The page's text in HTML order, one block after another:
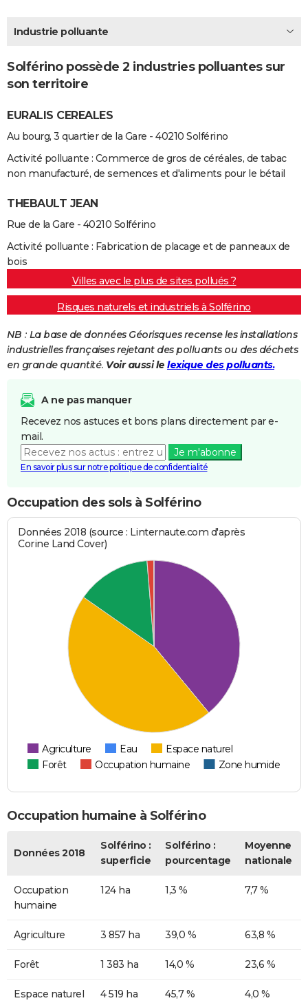
BONS PLANS
Dictionnaire
Biographies
Citations
Expressions
Proverbes
PROGRAMME TV
S'inscrire
Se connecter
Lycées
Collèges
Primaires
Universités
Entreprises
Service militaire
Avis de recherche
Bricolage
Lifestyle
Culture
Sport
Auto
Television
Voyage
Cinema
Industrie polluante
Solférino possède 2 industries polluantes sur
son territoire
EURALIS CEREALES
Au bourg, 3 quartier de la Gare - 40210 Solférino
Activité polluante : Commerce de gros de céréales, de tabac
non manufacturé, de semences et d'aliments pour le bétail
THEBAULT JEAN
Rue de la Gare - 40210 Solférino
Activité polluante : Fabrication de placage et de panneaux de
bois
Villes avec le plus de sites pollués ?
Risques naturels et industriels à Solférino
NB : La base de données Géorisques recense les installations
industrielles françaises rejetant des polluants ou des déchets
en grande quantité. Voir aussi le lexique des polluants.
A ne pas manquer
Recevez nos astuces et bons plans directement par e-
mail.
Je m'abonne
En savoir plus sur notre politique de confidentialité
Occupation des sols à Solférino
Données 2018 (source : Linternaute.com d'après
Corine Land Cover)
Agriculture Eau
Espace naturel
Forêt
Occupation humaine Zone humide
Occupation humaine à Solférino
Données 2018
Solférino :
superficie
Solférino :
pourcentage
Moyenne
nationale
Occupation
humaine
124 ha 1,3 % 7,7 %
Agriculture 3 857 ha 39,0 % 63,8 %
Forêt 1 383 ha 14,0 % 23,6 %
Espace naturel 4 519 ha 45,7 % 4,0 %